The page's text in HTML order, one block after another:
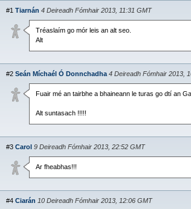
#1 Tiarnán 4 Deireadh Fómhair 2013, 11:31 GMT
Tréaslaím go mór leis an alt seo.
Alt
#2 Seán Míchaél Ó Donnchadha 4 Deireadh Fómhair 2013,
Fuair mé an tairbhe a bhaineann le turas go dtí an
Alt suntasach !!!!!
#3 Carol 9 Deireadh Fómhair 2013, 22:52 GMT
Ar fheabhas!!!
#4 Ciarán 10 Deireadh Fómhair 2013, 12:06 GMT